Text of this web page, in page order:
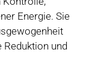
Energie. Sie
Reduktion und